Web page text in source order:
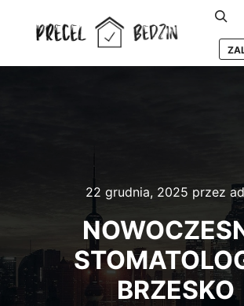
22 grudnia, 2025 przez
BRZESKO